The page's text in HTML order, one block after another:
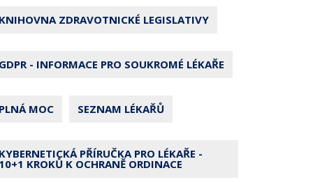
ZDRAVOTNICKÉ LEGISLATIVY
- INFORMACE PRO SOUKROMÉ LÉKAŘE
MOC SEZNAM LÉKAŘŮ
PŘÍRUČKA PRO LÉKAŘE -
KROKŮ K OCHRANĚ ORDINACE